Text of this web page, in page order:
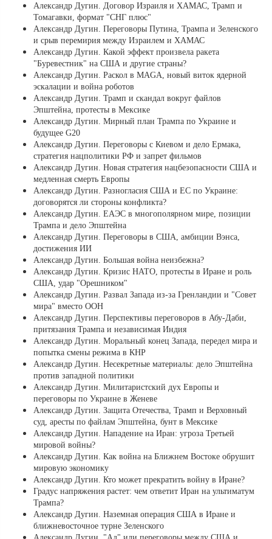
Александр Дугин. Договор Израиля и ХАМАС, Трамп и
Томагавки, формат "СНГ плюс"
Александр Дугин. Переговоры Путина, Трампа и Зеленского
и срыв перемирия между Израилем и ХАМАС
Александр Дугин. Какой эффект произвела ракета
"Буревестник" на США и другие страны?
Александр Дугин. Раскол в MAGA, новый виток ядерной
эскалации и война роботов
Александр Дугин. Трамп и скандал вокруг файлов
Эпштейна, протесты в Мексике
Александр Дугин. Мирный план Трампа по Украине и
будущее G20
Александр Дугин. Переговоры с Киевом и дело Ермака,
стратегия нацполитики РФ и запрет фильмов
Александр Дугин. Новая стратегия нацбезопасности США и
медленная смерть Европы
Александр Дугин. Разногласия США и ЕС по Украине:
договорятся ли стороны конфликта?
Александр Дугин. ЕАЭС в многополярном мире, позиции
Трампа и дело Эпштейна
Александр Дугин. Переговоры в США, амбиции Вэнса,
достижения ИИ
Александр Дугин. Большая война неизбежна?
Александр Дугин. Кризис НАТО, протесты в Иране и роль
США, удар "Орешником"
Александр Дугин. Развал Запада из-за Гренландии и "Совет
мира" вместо ООН
Александр Дугин. Перспективы переговоров в Абу-Даби,
притязания Трампа и независимая Индия
Александр Дугин. Моральный конец Запада, передел мира и
попытка смены режима в КНР
Александр Дугин. Несекретные материалы: дело Эпштейна
против западной политики
Александр Дугин. Милитаристский дух Европы и
переговоры по Украине в Женеве
Александр Дугин. Защита Отечества, Трамп и Верховный
суд, аресты по файлам Эпштейна, бунт в Мексике
Александр Дугин. Нападение на Иран: угроза Третьей
мировой войны?
Александр Дугин. Как война на Ближнем Востоке обрушит
мировую экономику
Александр Дугин. Кто может прекратить войну в Иране?
Градус напряжения растет: чем ответит Иран на ультиматум
Трампа?
Александр Дугин. Наземная операция США в Иране и
ближневосточное турне Зеленского